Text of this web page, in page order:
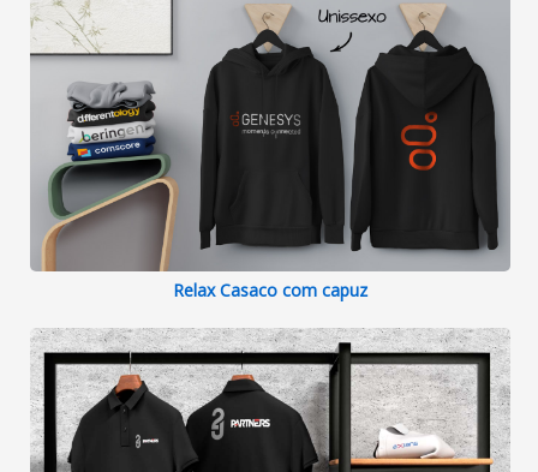
Relax Casaco com capuz